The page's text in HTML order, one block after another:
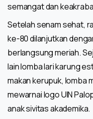
semangat dan
Setelah senam sehat,
ke-80 dilanjutkan
berlangsung meriah.
lain lomba lari karung
makan kerupuk, lomba
mewarnai logo UIN
anak sivitas akademika.